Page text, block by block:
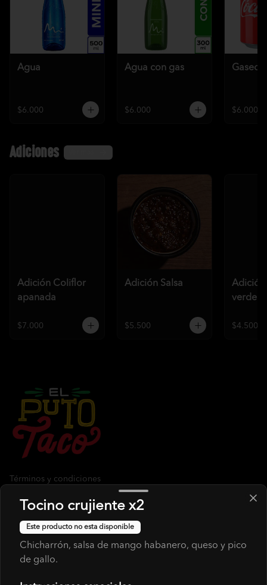
Agua
$6.000
Agua con gas
$6.000 $6.000
Adiciones
Adición Coliflor
apanada
$7.000
Adición Salsa
$5.500
Adición
verde
$4.500
Términos y condiciones
Redes sociales
Instagram
Facebook
Tocino crujiente x2
Este producto no esta disponible
Chicharrón, salsa de mango habanero, queso y pico
de gallo.